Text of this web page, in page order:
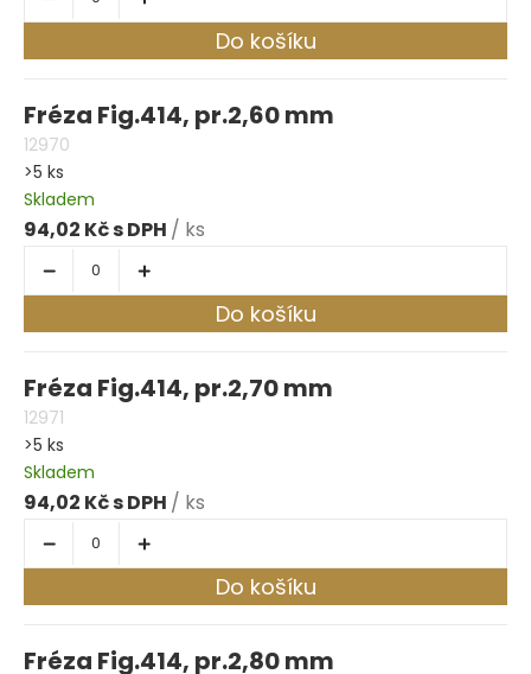
Do košíku
Fréza Fig.414, pr.2,60 mm
12970
>5 ks
Skladem
94,02 Kč / ks
Do košíku
Fréza Fig.414, pr.2,70 mm
12971
>5 ks
Skladem
94,02 Kč / ks
Do košíku
Fréza Fig.414, pr.2,80 mm